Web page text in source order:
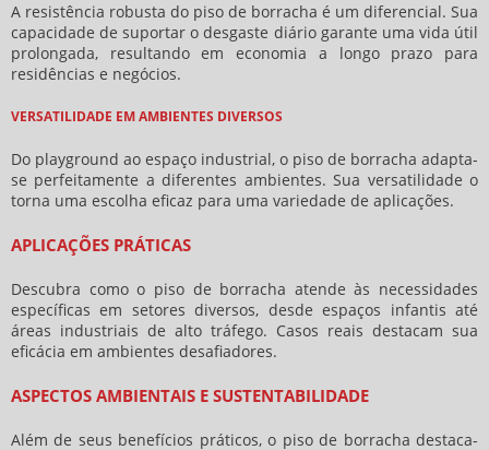
A resistência robusta do piso de borracha é um diferencial. Sua
capacidade de suportar o desgaste diário garante uma vida útil
prolongada, resultando em economia a longo prazo para
residências e negócios.
VERSATILIDADE EM AMBIENTES DIVERSOS
Do playground ao espaço industrial, o piso de borracha adapta-
se perfeitamente a diferentes ambientes. Sua versatilidade o
torna uma escolha eficaz para uma variedade de aplicações.
APLICAÇÕES PRÁTICAS
Descubra como o piso de borracha atende às necessidades
específicas em setores diversos, desde espaços infantis até
áreas industriais de alto tráfego. Casos reais destacam sua
eficácia em ambientes desafiadores.
ASPECTOS AMBIENTAIS E SUSTENTABILIDADE
Além de seus benefícios práticos, o piso de borracha destaca-